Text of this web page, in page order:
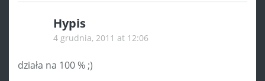
Hypis
4 grudnia, 2011 at 12:06
działa na 100 % ;)